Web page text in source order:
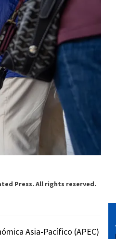
Press. All rights reserved.
Asia-Pacífico (APEC)